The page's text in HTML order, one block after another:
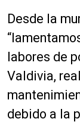
Desde la
labores de
Valdivia,
debido a la